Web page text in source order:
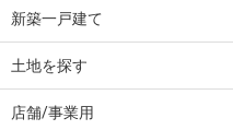
新築一戸建て
土地を探す
店舗/事業用